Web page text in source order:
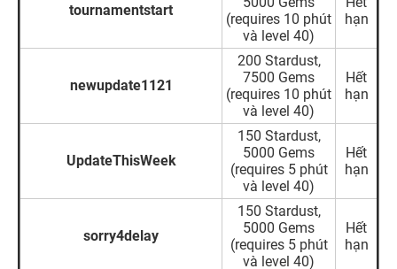
tournamentstart
(requires 10 phút
và level 40)
hạn
newupdate1121
200 Stardust,
7500 Gems
(requires 10 phút
và level 40)
Hết
hạn
UpdateThisWeek
150 Stardust,
5000 Gems
(requires 5 phút
và level 40)
Hết
hạn
sorry4delay
150 Stardust,
5000 Gems
(requires 5 phút
và level 40)
Hết
hạn